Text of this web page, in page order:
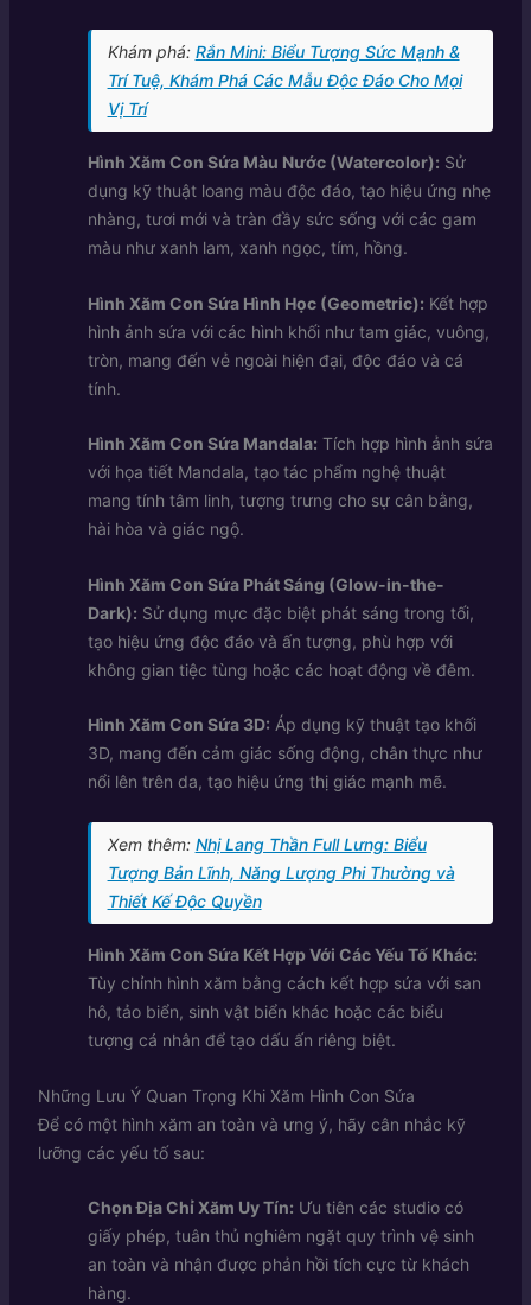
Khám phá: Rắn Mini: Biểu Tượng Sức Mạnh &
Trí Tuệ, Khám Phá Các Mẫu Độc Đáo Cho Mọi
Vị Trí
Hình Xăm Con Sứa Màu Nước (Watercolor): Sử
dụng kỹ thuật loang màu độc đáo, tạo hiệu ứng nhẹ
nhàng, tươi mới và tràn đầy sức sống với các gam
màu như xanh lam, xanh ngọc, tím, hồng.
Hình Xăm Con Sứa Hình Học (Geometric): Kết hợp
hình ảnh sứa với các hình khối như tam giác, vuông,
tròn, mang đến vẻ ngoài hiện đại, độc đáo và cá
tính.
Hình Xăm Con Sứa Mandala: Tích hợp hình ảnh sứa
với họa tiết Mandala, tạo tác phẩm nghệ thuật
mang tính tâm linh, tượng trưng cho sự cân bằng,
hài hòa và giác ngộ.
Hình Xăm Con Sứa Phát Sáng (Glow-in-the-
Dark): Sử dụng mực đặc biệt phát sáng trong tối,
tạo hiệu ứng độc đáo và ấn tượng, phù hợp với
không gian tiệc tùng hoặc các hoạt động về đêm.
Hình Xăm Con Sứa 3D: Áp dụng kỹ thuật tạo khối
3D, mang đến cảm giác sống động, chân thực như
nổi lên trên da, tạo hiệu ứng thị giác mạnh mẽ.
Xem thêm: Nhị Lang Thần Full Lưng: Biểu
Tượng Bản Lĩnh, Năng Lượng Phi Thường và
Thiết Kế Độc Quyền
Hình Xăm Con Sứa Kết Hợp Với Các Yếu Tố Khác:
Tùy chỉnh hình xăm bằng cách kết hợp sứa với san
hô, tảo biển, sinh vật biển khác hoặc các biểu
tượng cá nhân để tạo dấu ấn riêng biệt.
Những Lưu Ý Quan Trọng Khi Xăm Hình Con Sứa
Để có một hình xăm an toàn và ưng ý, hãy cân nhắc kỹ
lưỡng các yếu tố sau:
Chọn Địa Chỉ Xăm Uy Tín: Ưu tiên các studio có
giấy phép, tuân thủ nghiêm ngặt quy trình vệ sinh
an toàn và nhận được phản hồi tích cực từ khách
hàng.